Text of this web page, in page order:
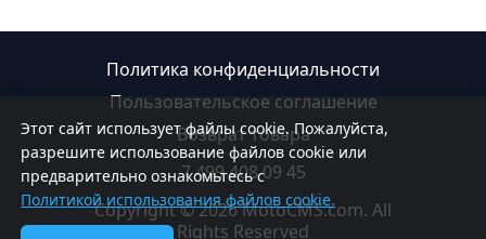
Этот сайт использует файлы cookie. Пожалуйста,
разрешите использование файлов cookie или
предварительно ознакомьтесь с
Политикой использования файлов cookie.
Политика конфиденциальности
Пользовательское соглашение
Возврат товара
7 499 408 09 45
Copyright © 2026 MotoCMS.com. All
Rights Reserved